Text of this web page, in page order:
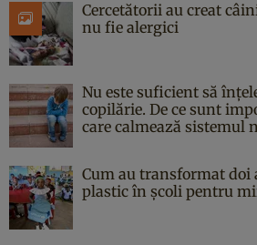
Cercetătorii au creat
nu fie alergici
Nu este suficient să
copilărie. De ce sunt
care calmează sistemul
Cum au transformat doi
plastic în școli pentru